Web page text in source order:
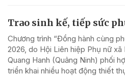
Trao sinh kế, tiếp sức
Chương trình “Đồng hành cùng
2026, do Hội Liên hiệp Phụ nữ
Quang Hanh (Quảng Ninh) phối
triển khai nhiều hoạt động thiết